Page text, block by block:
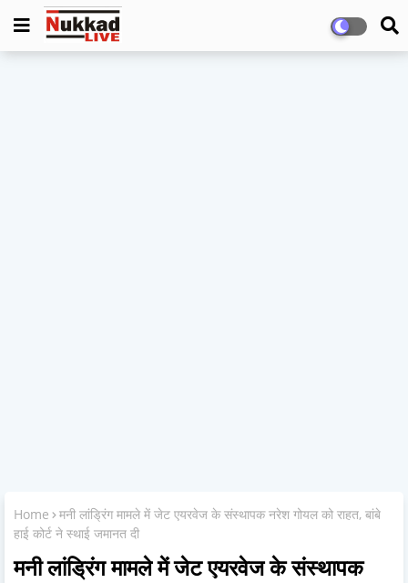
Home
मनी लांड्रिंग मामले में जेट एयरवेज के संस्थापक नरेश गोयल को राहत, बांबे
हाई कोर्ट ने स्थाई जमानत दी
मनी लांड्रिंग मामले में जेट एयरवेज के संस्थापक